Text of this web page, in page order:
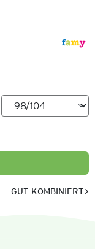
GUT KOMBINIERT